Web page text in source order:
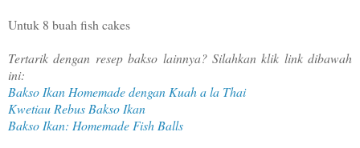
Untuk 8 buah fish cakes
Tertarik dengan resep bakso lainnya? Silahkan klik link dibawah
ini:
Bakso Ikan Homemade dengan Kuah a la Thai
Kwetiau Rebus Bakso Ikan
Bakso Ikan: Homemade Fish Balls